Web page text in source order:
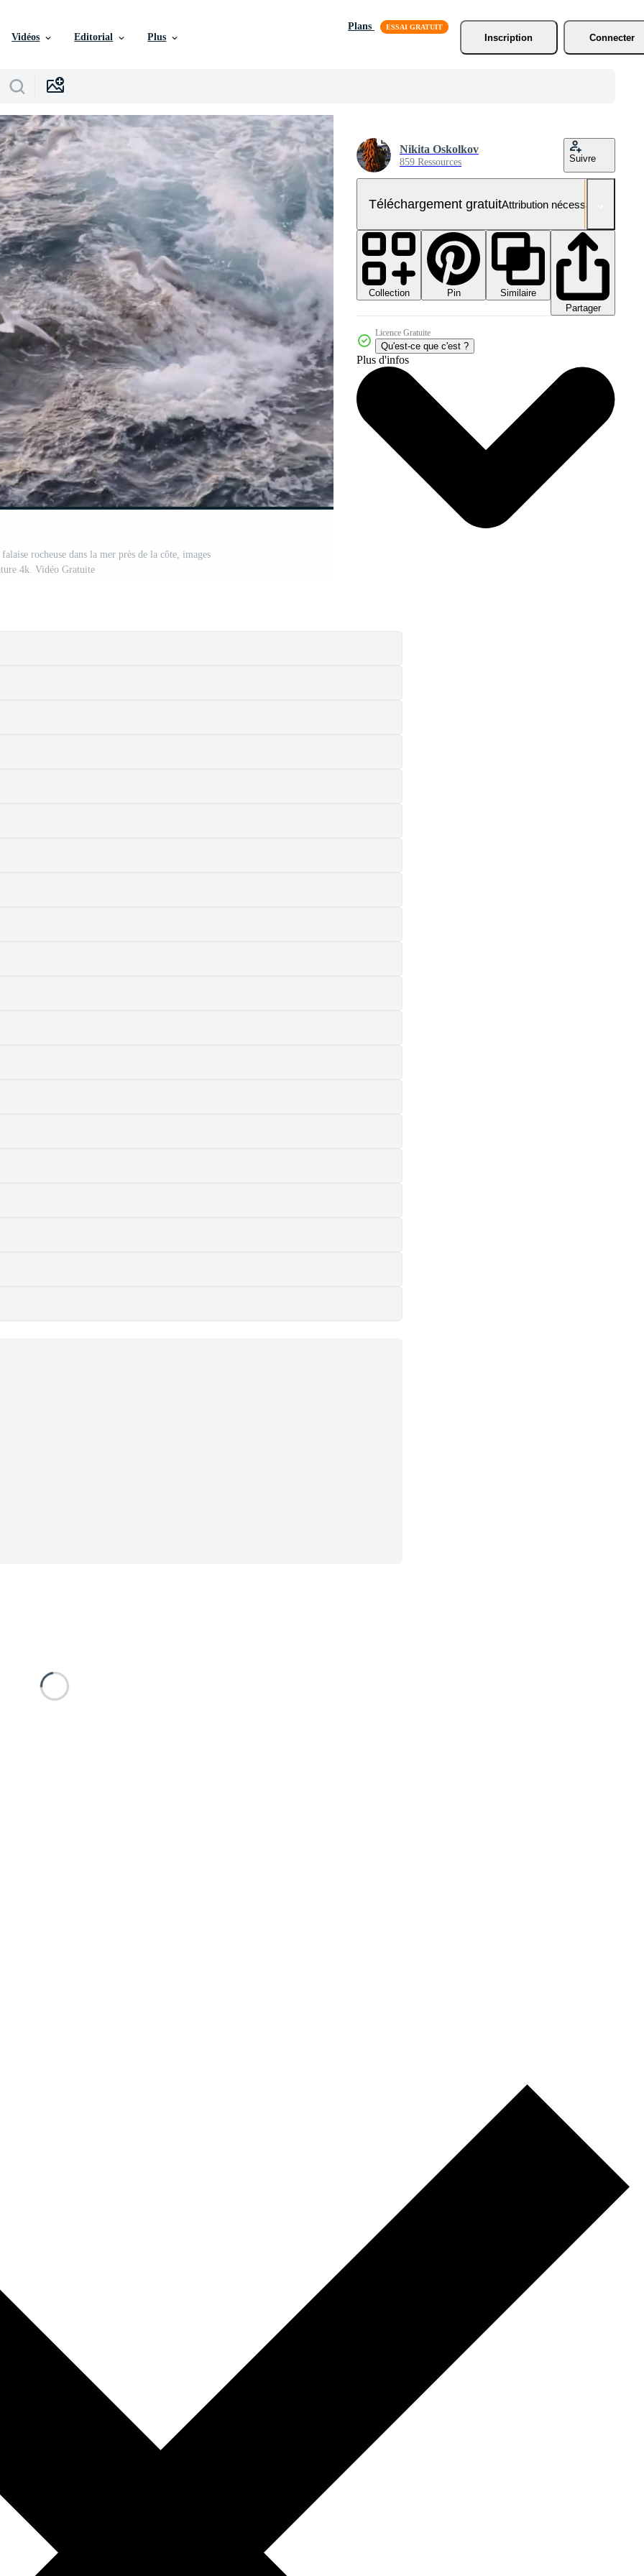
Vidéos Editorial Plus
Plans
Inscription
Connecter
rocheuse dans la mer près de la côte, images
4k. Vidéo Gratuite
Nikita Oskolkov
859 Ressources Suivre
Téléchargement gratuitAttribution nécessaire
Collection Pin
Similaire
Partager
Licence Gratuite
Qu'est-ce que c'est ?
Plus d'infos